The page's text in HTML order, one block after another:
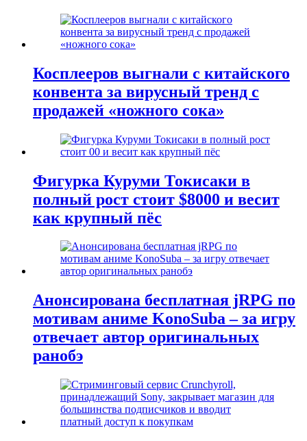
Косплееров выгнали с китайского
конвента за вирусный тренд с
продажей «ножного сока»
Фигурка Куруми Токисаки в
полный рост стоит $8000 и весит
как крупный пёс
Анонсирована бесплатная jRPG по
мотивам аниме KonoSuba – за игру
отвечает автор оригинальных
ранобэ